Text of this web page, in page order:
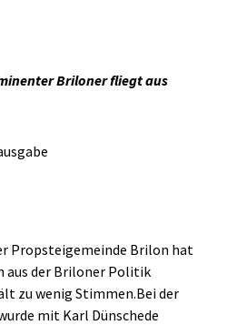
Briloner fliegt aus
Propsteigemeinde Brilon hat
aus der Briloner Politik
zu wenig Stimmen.Bei der
mit Karl Dünschede